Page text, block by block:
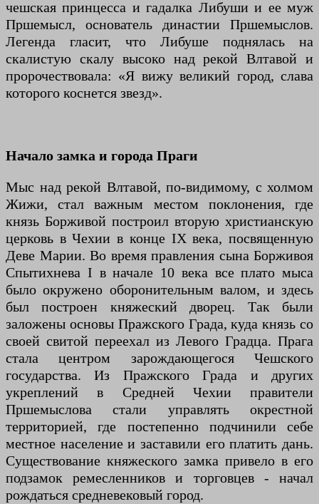
чешская принцесса и гадалка Либуши и ее муж
Пршемысл, основатель династии Пршемыслов.
Легенда гласит, что Либуше поднялась на
скалистую скалу высоко над рекой Влтавой и
пророчествовала: «Я вижу великий город, слава
которого коснется звезд».
Начало замка и города Праги
Мыс над рекой Влтавой, по-видимому, с холмом
Жижи, стал важным местом поклонения, где
князь Борживой построил вторую христианскую
церковь в Чехии в конце IX века, посвященную
Деве Марии. Во время правления сына Борживоя
Спытихнева I в начале 10 века все плато мыса
было окружено оборонительным валом, и здесь
был построен княжеский дворец. Так были
заложены основы Пражского Града, куда князь со
своей свитой переехал из Левого Градца. Прага
стала центром зарождающегося Чешского
государства. Из Пражского Града и других
укреплений в Средней Чехии правители
Пршемыслова стали управлять окрестной
территорией, где постепенно подчинили себе
местное население и заставили его платить дань.
Существование княжеского замка привело в его
подзамок ремесленников и торговцев - начал
рождаться средневековый город.